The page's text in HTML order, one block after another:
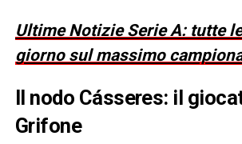
Ultime Notizie Serie A: tutte
giorno sul massimo
Il nodo Cásseres: il
Grifone